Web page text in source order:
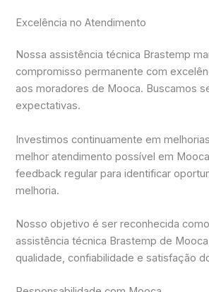
Excelência no Atendimento
Nossa assistência técnica Brastemp
compromisso permanente com
aos moradores de Mooca. Buscamos
expectativas.
Investimos continuamente em
melhor atendimento possível em
feedback regular para identificar
melhoria.
Nosso objetivo é ser reconhecida
assistência técnica Brastemp de
qualidade, confiabilidade e satisfação